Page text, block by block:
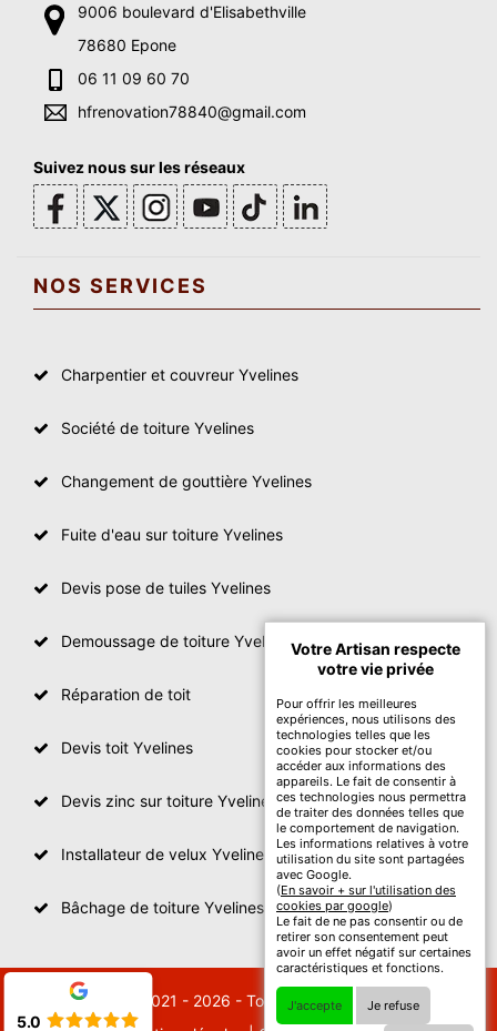
9006 boulevard d'Elisabethville
78680 Epone
06 11 09 60 70
hfrenovation78840@gmail.com
Suivez nous sur les réseaux
NOS SERVICES
Charpentier et couvreur Yvelines
Société de toiture Yvelines
Changement de gouttière Yvelines
Fuite d'eau sur toiture Yvelines
Devis pose de tuiles Yvelines
Demoussage de toiture Yvelines
Réparation de toit
Devis toit Yvelines
Devis zinc sur toiture Yvelines
Installateur de velux Yvelines
Bâchage de toiture Yvelines
© 2021 - 2026 - Tout droit réservé
Votre Artisan respecte
votre vie privée
Pour offrir les meilleures
expériences, nous utilisons des
technologies telles que les
cookies pour stocker et/ou
accéder aux informations des
appareils. Le fait de consentir à
ces technologies nous permettra
de traiter des données telles que
le comportement de navigation.
Les informations relatives à votre
utilisation du site sont partagées
avec Google.
(En savoir + sur l'utilisation des
cookies par google)
Le fait de ne pas consentir ou de
retirer son consentement peut
avoir un effet négatif sur certaines
caractéristiques et fonctions.
J'accepte Je refuse
5.0